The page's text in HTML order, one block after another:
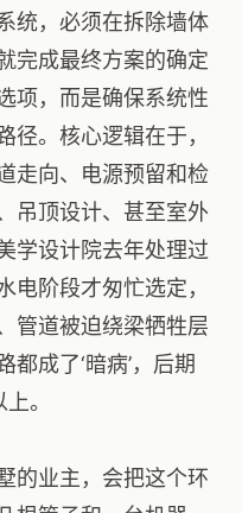
统，必须在拆除墙体
完成最终方案的确定
项，而是确保系统性
径。核心逻辑在于，
走向、电源预留和检
吊顶设计、甚至室外
学设计院去年处理过
电阶段才匆忙选定，
管道被迫绕梁牺牲层
成了‘暗病’，后期
。
的业主，会把这个环